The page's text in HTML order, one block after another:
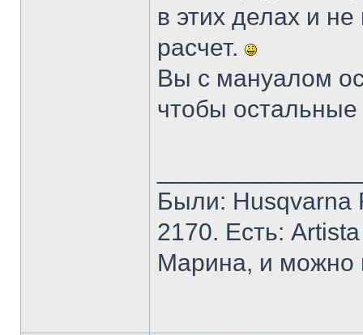
в этих делах и
расчет.
Вы с мануалом
чтобы
Были: Husqvarna
2170. Есть:
Марина, и можно